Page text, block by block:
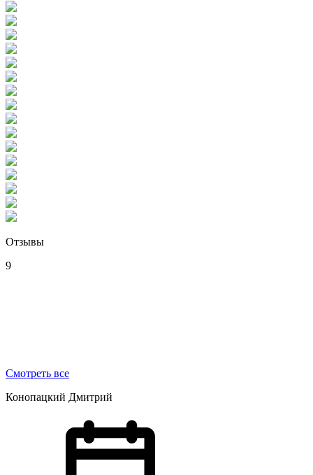
Отзывы
9
Смотреть все
Конопацкий Дмитрий